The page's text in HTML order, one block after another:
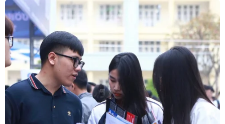
Bộ Quốc phòng thông tin về kết quả tìm
kiếm, xác định danh tính hài cốt liệt sỹ
04/07/2026 06:04
Bộ Quốc phòng đã tìm kiếm, quy tập được gần 1.300
hài cốt liệt sỹ và 3 mộ tập thể; Bộ Công an đã tổ chức
thu gần 95.000 mẫu thân nhân liệt sỹ, phân tích và đưa
vào cơ sở dữ liệu hơn 50.000 mẫu.